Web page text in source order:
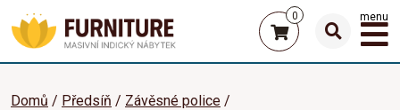
0 menu
Domů Předsíň
Závěsné police